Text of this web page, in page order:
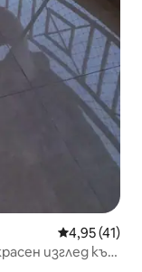
Средна
4,95 (41)
изглед към